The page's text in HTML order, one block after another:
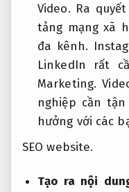
Video. Ra
tảng mạng xã
đa kênh.
LinkedIn rất
Marketing.
nghiệp cần
hưởng với các
SEO website.
Tạo ra nội